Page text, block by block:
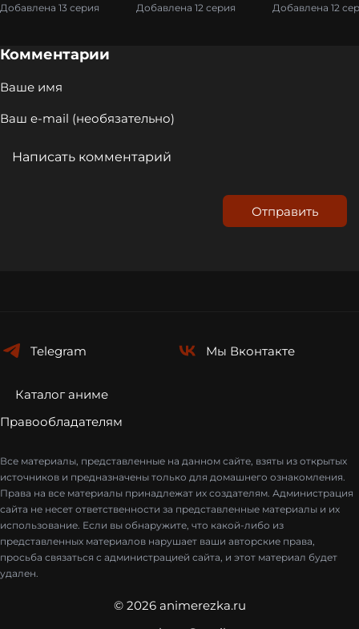
Добавлена 13 серия Добавлена 12 серия Добавлена 12
Комментарии
Отправить
Telegram Мы Вконтакте
Каталог аниме
Правообладателям
Все материалы, представленные на данном сайте, взяты из открытых
источников и предназначены только для домашнего ознакомления.
Права на все материалы принадлежат их создателям. Администрация
сайта не несет ответственности за представленные материалы и их
использование. Если вы обнаружите, что какой-либо из
представленных материалов нарушает ваши авторские права,
просьба связаться с администрацией сайта, и этот материал будет
удален.
© 2026 animerezka.ru